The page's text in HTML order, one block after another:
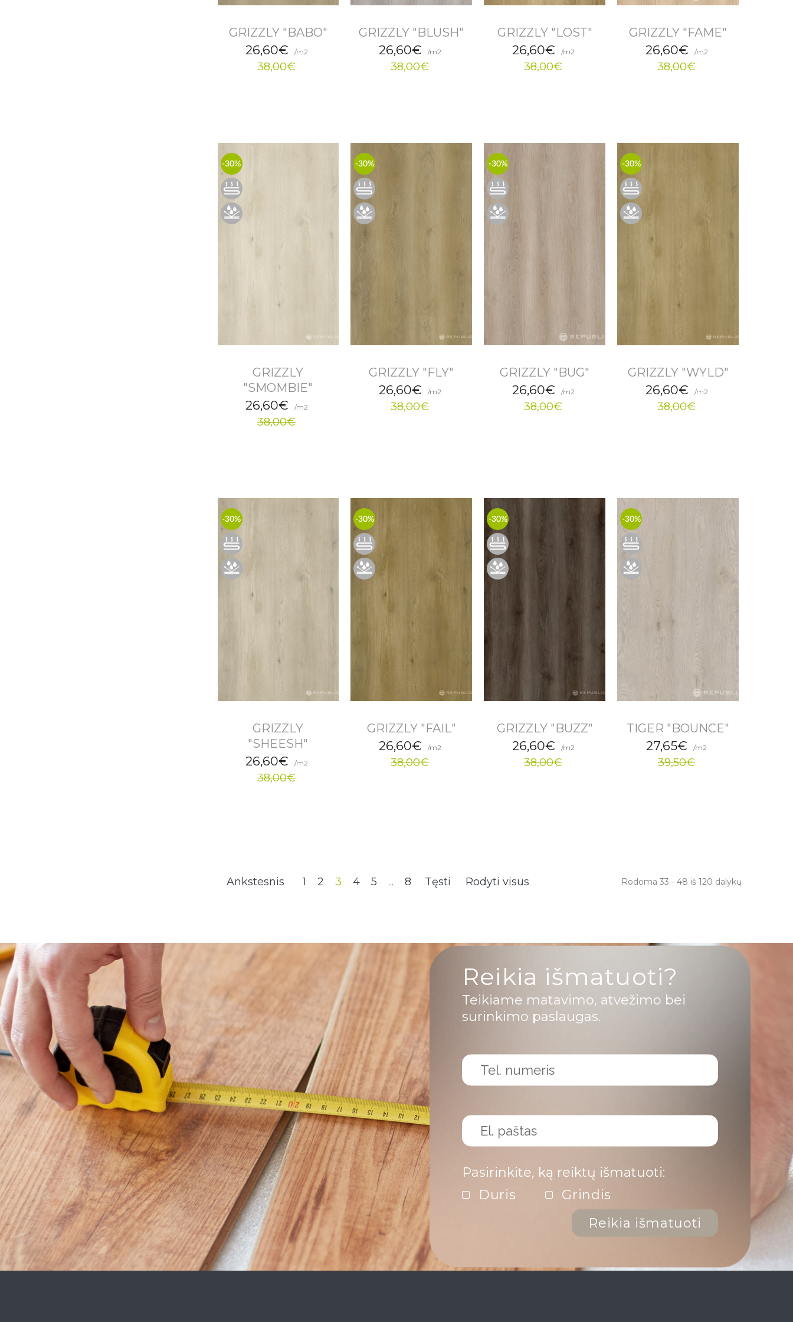
GRIZZLY "BABO"
26,60€ /m2
38,00€
GRIZZLY "BLUSH"
26,60€ /m2
38,00€
GRIZZLY "LOST"
26,60€ /m2
38,00€
GRIZZLY "FAME"
26,60€ /m2
38,00€
-30%
GRIZZLY
"SMOMBIE"
26,60€ /m2
38,00€
-30%
GRIZZLY "FLY"
26,60€ /m2
38,00€
-30%
GRIZZLY "BUG"
26,60€ /m2
38,00€
-30%
GRIZZLY "WYLD"
26,60€ /m2
38,00€
-30%
GRIZZLY
"SHEESH"
26,60€ /m2
38,00€
-30%
GRIZZLY "FAIL"
26,60€ /m2
38,00€
-30%
GRIZZLY "BUZZ"
26,60€ /m2
38,00€
-30%
TIGER "BOUNCE"
27,65€ /m2
39,50€
Ankstesnis 1 2 3 4 5 ... 8 Tęsti Rodyti visus Rodoma 33 - 48 iš 120 dalykų
Reikia išmatuoti?
Teikiame matavimo, atvežimo bei
surinkimo paslaugas.
Pasirinkite, ką reiktų išmatuoti:
Duris
Grindis
Reikia išmatuoti